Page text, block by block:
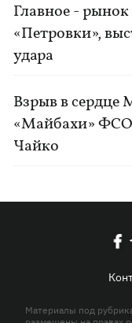
Главное -
«Петровки»,
удара
Взрыв в сердце
«Майбахи» ФСО
Чайко
Материалы под